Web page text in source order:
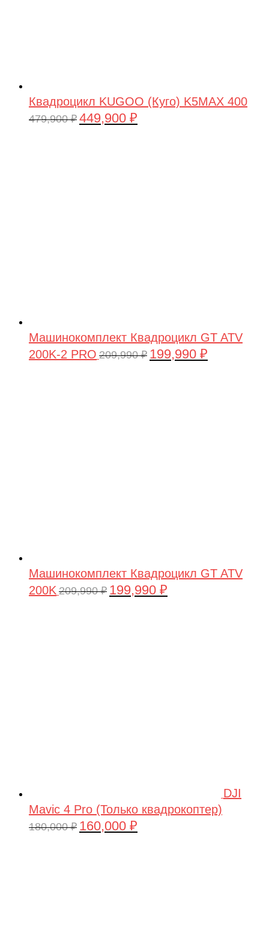
Квадроцикл KUGOO (Куго) K5MAX 400
479,900₽ Первоначальная
449,900 ₽
Машинокомплект Квадроцикл GT ATV
200K-2 PRO 209,990₽ Первоначальная
199,990 ₽
Машинокомплект Квадроцикл GT ATV
200K 209,990₽ Первоначальная
199,990 ₽
DJI
Mavic 4 Pro (Только квадрокоптер)
180,000₽ Первоначальная
160,000 ₽